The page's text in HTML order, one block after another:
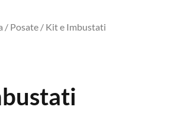
/ Posate / Kit e Imbustati